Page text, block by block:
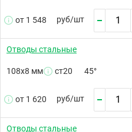
от 1 548 руб/шт
Отводы стальные
108х8 мм ст20 45°
от 1 620 руб/шт
Отводы стальные